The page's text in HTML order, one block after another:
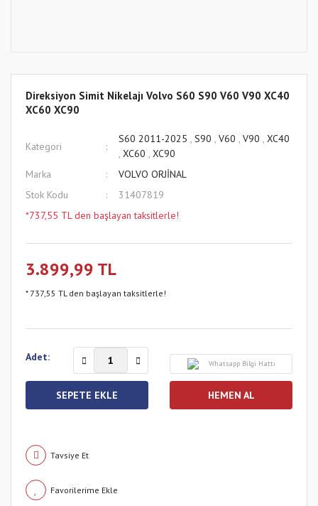
Direksiyon Simit Nikelajı Volvo S60 S90 V60 V90 XC40
XC60 XC90
Kategori
S60 2011-2025 , S90 , V60 , V90 , XC40
, XC60 , XC90
Marka
VOLVO ORJİNAL
Stok Kodu
31407819
*737,55 TL den başlayan taksitlerle!
3.899,99 TL
* 737,55 TL den başlayan taksitlerle!
Adet:
Whatsapp Bilgi Hattı
SEPETE EKLE HEMEN AL
Tavsiye Et